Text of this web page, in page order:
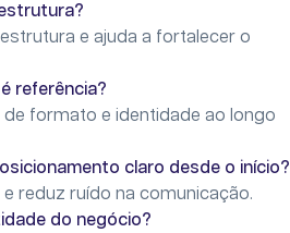
e ajuda a fortalecer o
referência?
formato e identidade ao longo
claro desde o início?
e reduz ruído na comunicação.
do negócio?